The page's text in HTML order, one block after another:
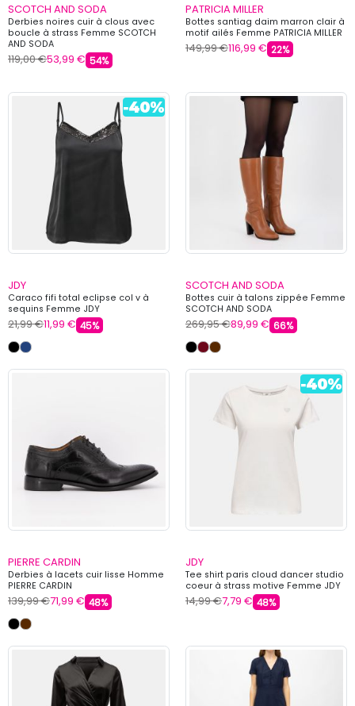
SCOTCH AND SODA
Derbies noires cuir à clous avec
boucle à strass Femme SCOTCH
AND SODA
119,00 €53,99 € 54%
PATRICIA MILLER
Bottes santiag daim marron clair à
motif ailés Femme PATRICIA MILLER
149,99 €116,99 € 22%
JDY
Caraco fifi total eclipse col v à
sequins Femme JDY
21,99 €11,99 € 45%
SCOTCH AND SODA
Bottes cuir à talons zippée Femme
SCOTCH AND SODA
269,95 €89,99 € 66%
PIERRE CARDIN
Derbies à lacets cuir lisse Homme
PIERRE CARDIN
139,99 €71,99 € 48%
JDY
Tee shirt paris cloud dancer studio
coeur à strass motive Femme JDY
14,99 €7,79 € 48%